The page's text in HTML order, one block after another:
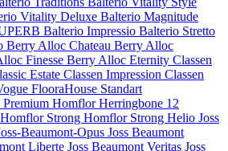
Vitality Deluxe Balterio Magnitude
Balterio Impressio Balterio Stretto
Berry Alloc Chateau Berry Alloc
Finesse Berry Alloc Eternity Classen
Estate Classen Impression Classen
FlooraHouse Standart
Homflor Herringbone 12
Homflor Strong Homflor Strong Helio Joss
Beaumont-Opus Joss Beaumont
Liberte Joss Beaumont Veritas Joss